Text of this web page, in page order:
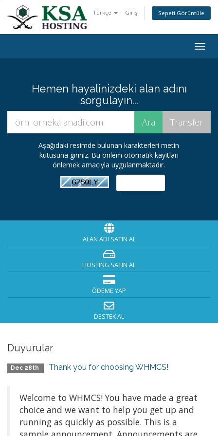
Türkçe Giriş Sepeti Görüntüle
Hemen hayalinizdeki alan adını
sorgulayın...
Aşağıdaki resimde bulunan karakterleri metin
kutusuna giriniz. Bu önlem otomatik kayıtları
önlemek amacıyla uygulanmaktadır.
ALAN ADI SATIN AL
HOSTING SATIN AL
ÖDEME YAP
DESTEK AL
Duyurular
Dec 28th Thank you for choosing WHMCS!
Welcome to WHMCS! You have made a great
choice and we want to help you get up and
running as quickly as possible. This is a